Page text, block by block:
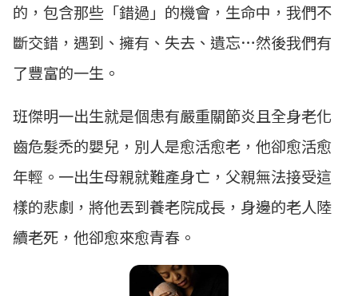
的，包含那些「錯過」的機會，生命中，我們不
斷交錯，遇到、擁有、失去、遺忘…然後我們有
了豐富的一生。
班傑明一出生就是個患有嚴重關節炎且全身老化
齒危髮禿的嬰兒，別人是愈活愈老，他卻愈活愈
年輕。一出生母親就難產身亡，父親無法接受這
樣的悲劇，將他丟到養老院成長，身邊的老人陸
續老死，他卻愈來愈青春。